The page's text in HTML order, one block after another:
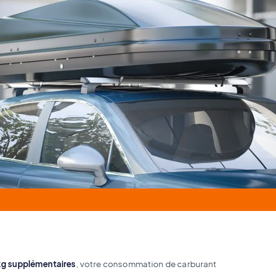
supplémentaires, votre consommation de carburant